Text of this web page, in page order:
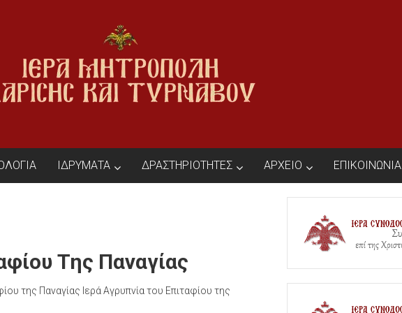
ΙΔΡΥΜΑΤΑ ΔΡΑΣΤΗΡΙΟΤΗΤΕΣ ΑΡΧΕΙΟ ΕΠΙΚΟΙΝΩΝΙΑ
Της Παναγίας
της Παναγίας Ιερά Αγρυπνία του Επιταφίου της